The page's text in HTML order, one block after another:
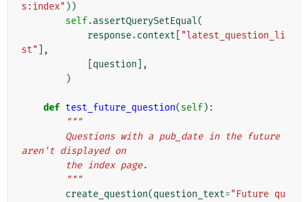
s:index" ))
self.assertQuerySetEqual(
response.context
"latest_question_li
st"
],
question ],
)
def test_future_question(self):
"""
aren't displayed on
        the index page.
        """
create_question(question_text="Future qu